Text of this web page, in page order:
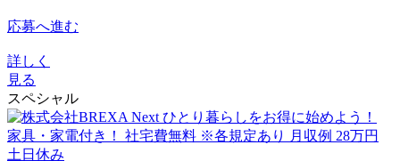
応募へ進む
詳しく
見る
スペシャル